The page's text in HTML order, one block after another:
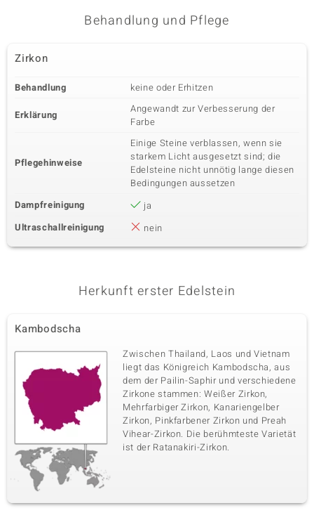
Rundschliff
Behandlung und Pflege
Zirkon
Behandlung keine oder Erhitzen
Erklärung
Angewandt zur Verbesserung der
Farbe
Pflegehinweise
Einige Steine verblassen, wenn sie
starkem Licht ausgesetzt sind; die
Edelsteine nicht unnötig lange diesen
Bedingungen aussetzen
Dampfreinigung
ja
Ultraschallreinigung
nein
Herkunft erster Edelstein
Kambodscha
Zwischen Thailand, Laos und Vietnam
liegt das Königreich Kambodscha, aus
dem der Pailin-Saphir und verschiedene
Zirkone stammen: Weißer Zirkon,
Mehrfarbiger Zirkon, Kanariengelber
Zirkon, Pinkfarbener Zirkon und Preah
Vihear-Zirkon. Die berühmteste Varietät
ist der Ratanakiri-Zirkon.